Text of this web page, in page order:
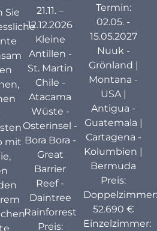
auf, von einem
bis hin zu einer
die Antarktis, die aus einer
Traumurlaub
macht.
Sie
mit
21.11. –
12.12.2026
Kleine
Antillen -
St. Martin
Chile -
Atacama
Wüste -
Osterinsel -
Bora Bora -
Great
Barrier
Reef -
Daintree
Rainforrest
Preis:
Termin:
02.05. -
15.05.2027
Nuuk -
Grönland |
Montana -
USA |
Antigua -
Guatemala |
Cartagena -
Kolumbien |
Bermuda
Preis:
Doppelzimmer:
52.690 €
Einzelzimmer: